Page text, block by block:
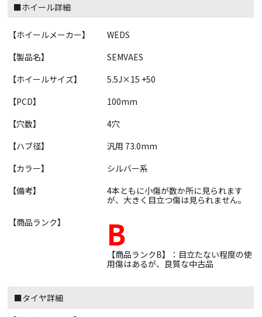
■ホイール詳細
【ホイールメーカー】
WEDS
【製品名】
SEMVAES
【ホイールサイズ】
5.5J×15 +50
【PCD】
100mm
【穴数】
4穴
【ハブ径】
汎用 73.0mm
【カラー】
シルバー系
【備考】
4本ともに小傷が数か所に見られます
が、大きく目立つ傷は見られません。
【商品ランク】
B
【商品ランクB】：目立たない程度の使
用傷はあるが、良質な中古品
■タイヤ詳細